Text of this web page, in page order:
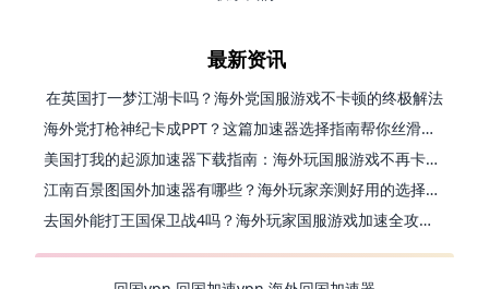
最新资讯
在英国打一梦江湖卡吗？海外党国服游戏不卡顿的终极解法
海外党打枪神纪卡成PPT？这篇加速器选择指南帮你丝滑上分
美国打我的起源加速器下载指南：海外玩国服游戏不再卡的终极方案
江南百景图国外加速器有哪些？海外玩家亲测好用的选择与避坑指南
去国外能打王国保卫战4吗？海外玩家国服游戏加速全攻略（附公主连结幻想江湖实测）